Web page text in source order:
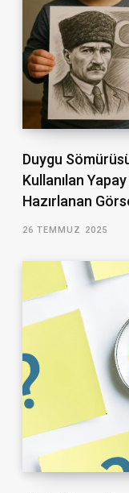
Duygu
Kullanılan
Hazırlanan
26 TEMMUZ 2025